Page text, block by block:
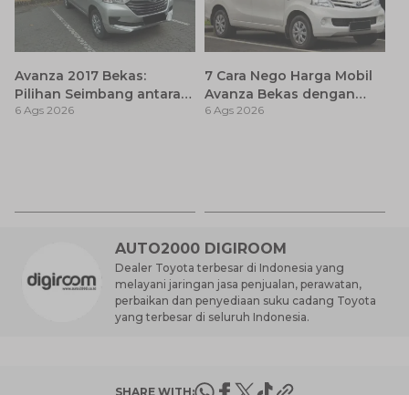
Avanza 2017 Bekas:
Pilihan Seimbang antara
Harga dan Fitur Modern
6 Ags 2026
7 Cara Nego Harga Mobil
Avanza Bekas dengan
dengan Teknik Jitu Anti
6 Ags 2026
AUTO2000 DIGIROOM
Dealer Toyota terbesar di Indonesia yang
melayani jaringan jasa penjualan, perawatan,
perbaikan dan penyediaan suku cadang Toyota
yang terbesar di seluruh Indonesia.
SHARE WITH: